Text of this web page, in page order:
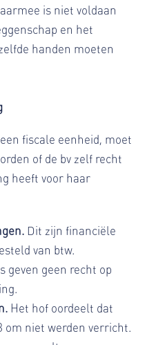
is niet voldaan
en het
handen moeten
fiscale eenheid, moet
of de bv zelf recht
heeft voor haar
Dit zijn financiële
van btw.
geven geen recht op
Het hof oordeelt dat
om niet werden verricht.